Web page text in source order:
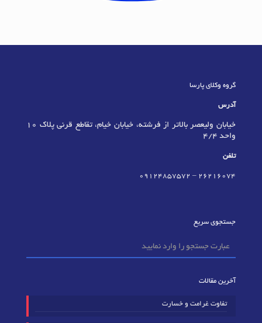
گروه وکلای پارسا
آدرس
خیابان ولیعصر بالاتر از فرشته، خیابان خیام، تقاطع قرنی پلاک 10
واحد 4/4
تلفن
٢٦٢١٦٠٧٤ –
09124857572
جستجوی سریع
آخرین مقالات
تفاوت غرامت و خسارت